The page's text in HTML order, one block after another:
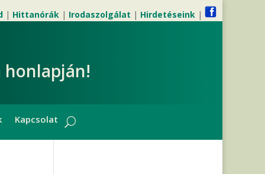
| Hittanórák| Irodaszolgálat | Hirdetéseink|
honlapján!
Kapcsolat